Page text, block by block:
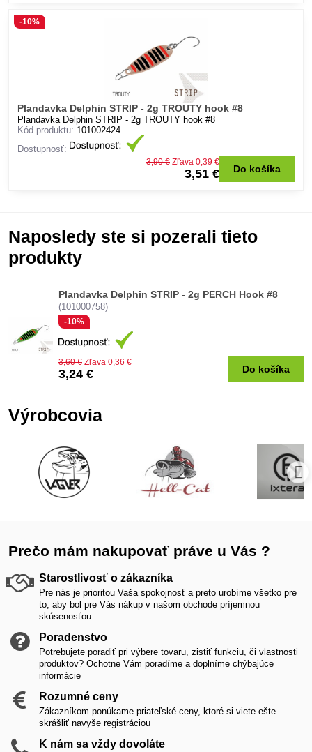
Plandavka Delphin STRIP - 2g TROUTY hook #8
-10%
Plandavka Delphin STRIP - 2g TROUTY hook #8
Kód produktu: 101002424
Dostupnosť:
3,51 €
3,90 € Zľava 0,39 €
Do košíka
Naposledy ste si pozerali tieto
produkty
Plandavka Delphin STRIP - 2g PERCH Hook #8
(101000758)
-10%
3,24 €
3,60 € Zľava 0,36 €
Do košíka
Výrobcovia
Prečo mám nakupovať práve u Vás ?
Starostlivosť o zákazníka
Pre nás je prioritou Vaša spokojnosť a preto urobíme všetko pre
to, aby bol pre Vás nákup v našom obchode príjemnou
skúsenosťou
Poradenstvo
Potrebujete poradiť pri výbere tovaru, zistiť funkciu, či vlastnosti
produktov? Ochotne Vám poradíme a doplníme chýbajúce
informácie
Rozumné ceny
Zákazníkom ponúkame priateľské ceny, ktoré si viete ešte
skrášliť navyše registráciou
K nám sa vždy dovoláte